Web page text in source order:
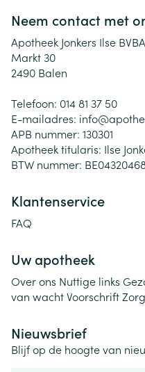
Neem contact met
Apotheek Jonkers Ilse BVBA
Markt 30
2490 Balen
Telefoon: 014 81 37 50
E-mailadres: info@
APB nummer: 130301
Apotheek titularis: Ilse
BTW nummer:
Klantenservice
FAQ
Uw apotheek
Over ons Nuttige links
van wachtVoorschrift
Nieuwsbrief
Blijf op de hoogte van